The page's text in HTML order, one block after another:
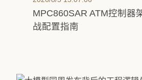
MPC860SAR ATM控制器
战配置指南